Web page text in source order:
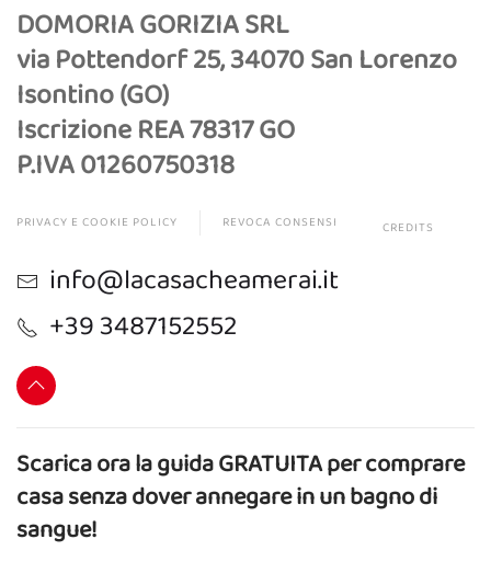
DOMORIA GORIZIA SRL
via Pottendorf 25, 34070 San Lorenzo
Isontino (GO)
Iscrizione REA 78317 GO
P.IVA 01260750318
PRIVACY E COOKIE POLICY REVOCA CONSENSI CREDITS
info@lacasacheamerai.it
+39 3487152552
Scarica ora la guida GRATUITA per comprare
casa senza dover annegare in un bagno di
sangue!